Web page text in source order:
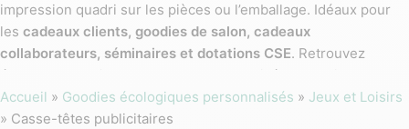
impression quadri sur les pièces ou l’emballage. Idéaux pour
les cadeaux clients, goodies de salon, cadeaux
collaborateurs, séminaires et dotations CSE. Retrouvez
également nos jeux de cartes personnalisés et nos jeux
d’extérieur personnalisés.
Accueil » Goodies écologiques personnalisés » Jeux et Loisirs
» Casse-têtes publicitaires